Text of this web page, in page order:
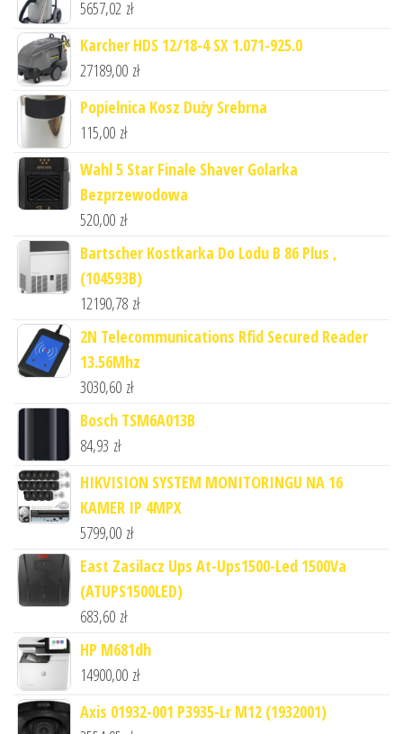
5657,02 zł
Karcher HDS 12/18-4 SX 1.071-925.0
27189,00 zł
Popielnica Kosz Duży Srebrna
115,00 zł
Wahl 5 Star Finale Shaver Golarka
Bezprzewodowa
520,00 zł
Bartscher Kostkarka Do Lodu B 86 Plus ,
(104593B)
12190,78 zł
2N Telecommunications Rfid Secured Reader
13.56Mhz
3030,60 zł
Bosch TSM6A013B
84,93 zł
HIKVISION SYSTEM MONITORINGU NA 16
KAMER IP 4MPX
5799,00 zł
East Zasilacz Ups At-Ups1500-Led 1500Va
(ATUPS1500LED)
683,60 zł
HP M681dh
14900,00 zł
Axis 01932-001 P3935-Lr M12 (1932001)